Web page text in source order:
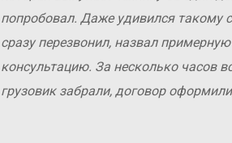
попробовал. Даже удивился такому
сразу перезвонил, назвал
консультацию. За несколько часов
грузовик забрали, договор